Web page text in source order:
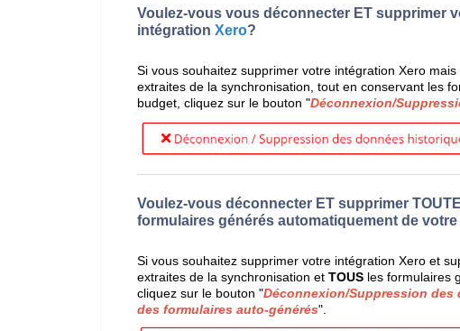
Voulez-vous vous déconnecter ET supprimer
intégration Xero?
Si vous souhaitez supprimer votre intégration Xero
extraites de la synchronisation, tout en conservant les
budget, cliquez sur le bouton "Déconnexion/
Voulez-vous déconnecter ET supprimer
formulaires générés automatiquement de
Si vous souhaitez supprimer votre intégration Xero et
extraites de la synchronisation et TOUS les formulaires
cliquez sur le bouton "Déconnexion/Suppression
des formulaires auto-générés".